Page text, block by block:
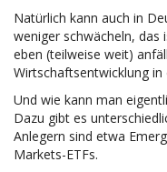
Natürlich kann auch in
weniger schwächeln, das
eben (teilweise weit)
Wirtschaftsentwicklung in
Und wie kann man
Dazu gibt es
Anlegern sind etwa
Markets-ETFs.